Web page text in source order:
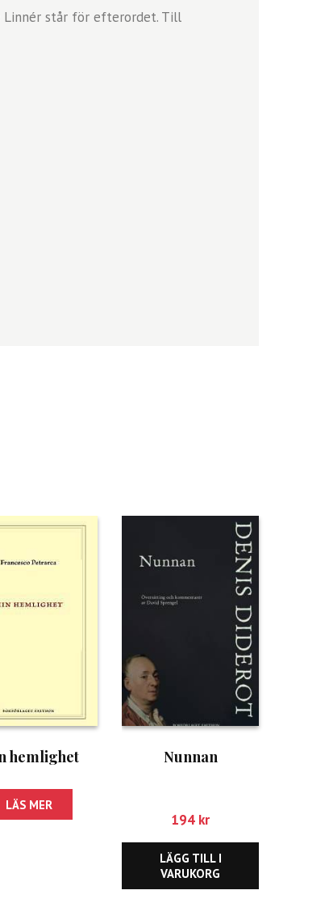
Linnér står för efterordet. Till
hemlighet
LÄS MER
Nunnan
194 kr
LÄGG TILL I
VARUKORG